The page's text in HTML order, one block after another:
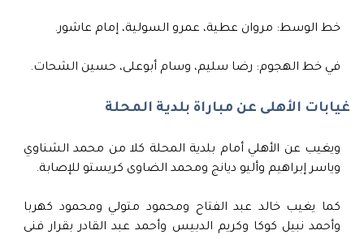
خط الوسط: مروان عطية، عمرو السولية، إمام عاشور.
في خط الهجوم: رضا سليم، وسام أبوعلى، حسين الشحات.
غيابات الأهلى عن مباراة بلدية المحلة
ويغيب عن الأهلي أمام بلدية المحلة كلا من محمد الشناوي
وياسر إبراهيم وأليو ديانج ومحمد الضاوى كريستو للإصابة.
كما يغيب خالد عبد الفتاح ومحمود متولي ومحمود كهربا
وأحمد نبيل كوكا وكريم الدبيس وأحمد عبد القادر بقرار فنى